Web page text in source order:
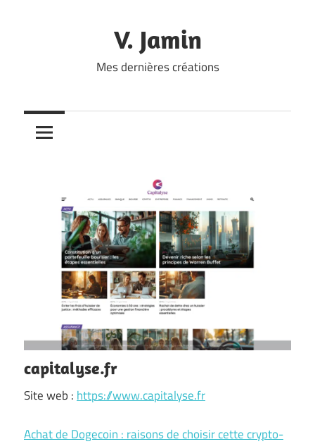
V. Jamin
Mes dernières créations
capitalyse.fr
Site web : https://www.capitalyse.fr
Achat de Dogecoin : raisons de choisir cette crypto-